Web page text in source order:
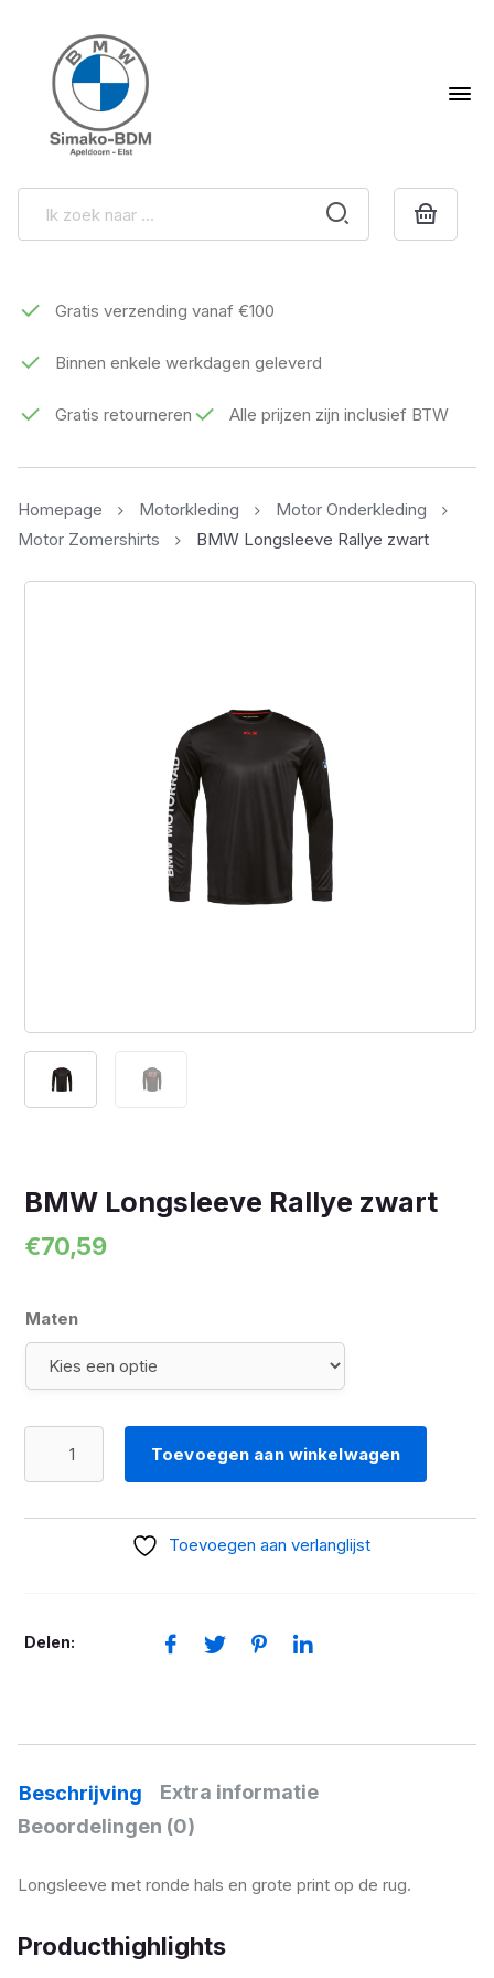
Gratis verzending vanaf €100
Binnen enkele werkdagen geleverd
Gratis retourneren Alle prijzen zijn inclusief BTW
Homepage Motorkleding
Motor Onderkleding
Motor Zomershirts
BMW Longsleeve Rallye zwart
BMW Longsleeve Rallye zwart
€70,59
Maten
Toevoegen aan winkelwagen
Toevoegen aan verlanglijst
Delen:
Beschrijving
Extra informatie
Beoordelingen (0)
Longsleeve met ronde hals en grote print op de rug.
Producthighlights